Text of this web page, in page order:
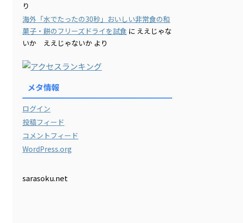
り
海外「水でたったの30秒」おいしい非常食の和
菓子・餅のフリーズドライを試食 に ええじゃな
いか ええじゃないか より
メタ情報
ログイン
投稿フィード
コメントフィード
WordPress.org
sarasoku.net